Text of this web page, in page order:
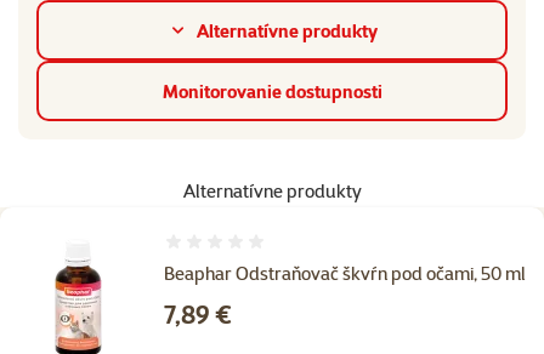
Alternatívne produkty
Monitorovanie dostupnosti
Alternatívne produkty
Beaphar Odstraňovač škvŕn pod očami, 50 ml
Cena
7,89 €